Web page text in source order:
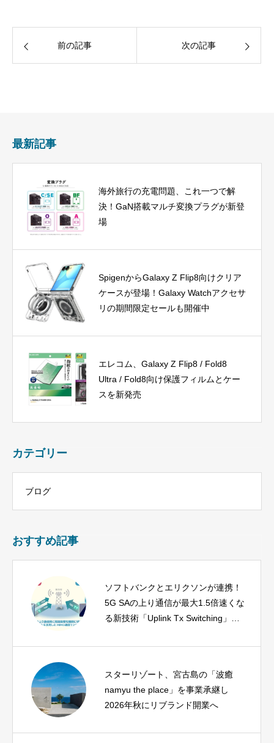
前の記事 次の記事
最新記事
海外旅行の充電問題、これ一つで解
決！GaN搭載マルチ変換プラグが新登
場
SpigenからGalaxy Z Flip8向けクリア
ケースが登場！Galaxy Watchアクセサ
リの期間限定セールも開催中
エレコム、Galaxy Z Flip8 / Fold8
Ultra / Fold8向け保護フィルムとケー
スを新発売
カテゴリー
ブログ
おすすめ記事
ソフトバンクとエリクソンが連携！
5G SAの上り通信が最大1.5倍速くな
る新技術「Uplink Tx Switching」を
スターリゾート、宮古島の「波癒
namyu the place」を事業承継し
2026年秋にリブランド開業へ